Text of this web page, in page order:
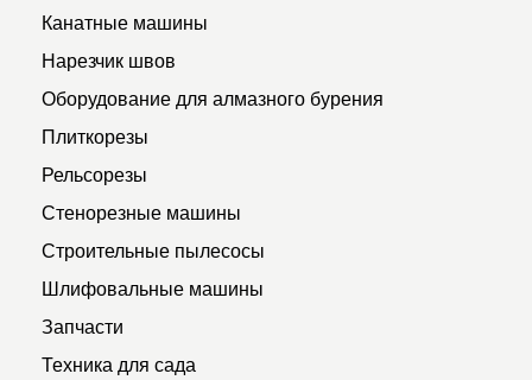
Канатные машины
Нарезчик швов
Оборудование для алмазного бурения
Плиткорезы
Рельсорезы
Стенорезные машины
Строительные пылесосы
Шлифовальные машины
Запчасти
Техника для сада